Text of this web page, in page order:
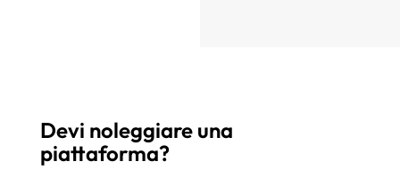
Devi noleggiare una
piattaforma?